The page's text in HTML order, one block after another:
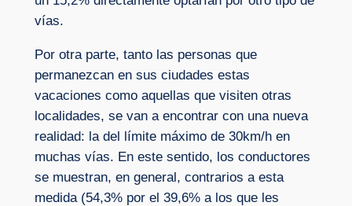
vías.
Por otra parte, tanto las personas que
permanezcan en sus ciudades estas
vacaciones como aquellas que visiten otras
localidades, se van a encontrar con una nueva
realidad: la del límite máximo de 30km/h en
muchas vías. En este sentido, los conductores
se muestran, en general, contrarios a esta
medida (54,3% por el 39,6% a los que les